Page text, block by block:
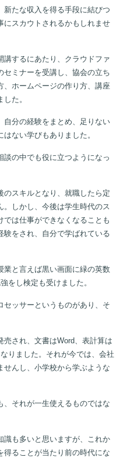
たな収入を得る手段に結びつ
にスカウトされるかもしれませ
するにあたり、クラウドファ
セミナーを受講し、協会の立ち
、ホームページの作り方、講座
た。
自分の経験をまとめ、足りない
ない学びもありました。
の中でも役に立つようになっ
スキルとなり、就職したら定
しかし、今後は学生時代のス
は仕事ができなくなることも
をされ、自分で学ばれている
業と言えば黒い画面に緑の英数
をし検定も受けました。
ッサーというものがあり、そ
売され、文書はWord、表計算は
りました。それが今では、会社
んし、小学校から学ぶような
、それが一生使えるものではな
識も多いと思いますが、これか
得ることが当たり前の時代にな